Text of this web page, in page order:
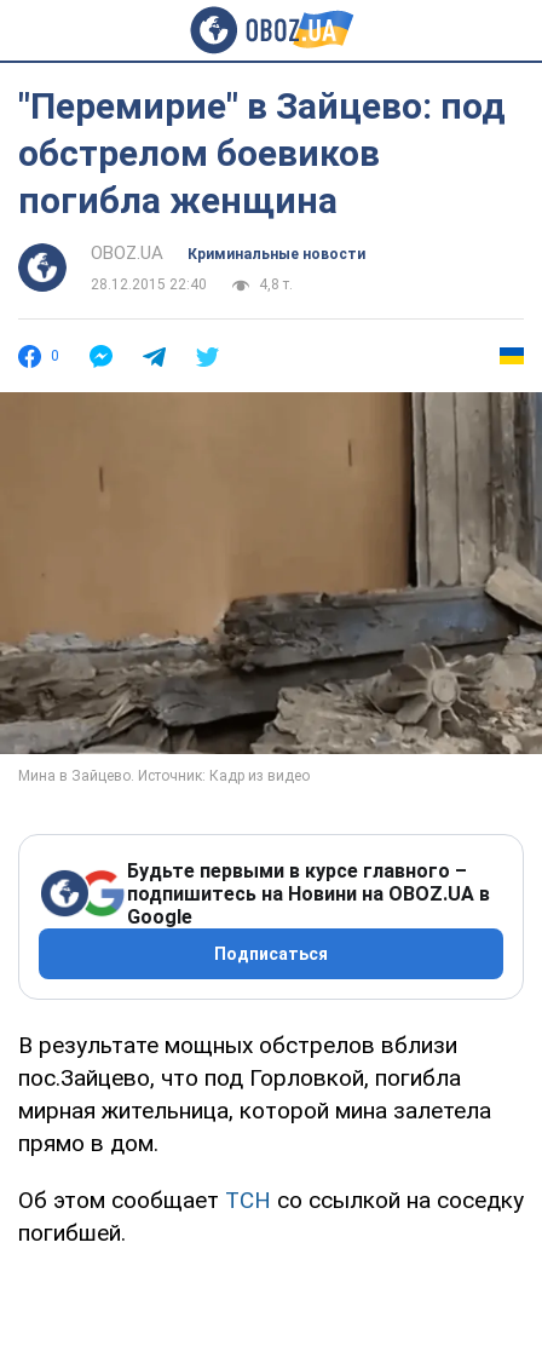
"Перемирие" в Зайцево: под
обстрелом боевиков
погибла женщина
OBOZ.UA
Криминальные новости
28.12.2015 22:40
4,8 т.
0
Будьте первыми в курсе главного –
подпишитесь на Новини на OBOZ.UA в
Google
Подписаться
В результате мощных обстрелов вблизи
пос.Зайцево, что под Горловкой, погибла
мирная жительница, которой мина залетела
прямо в дом.
Об этом сообщает ТСН со ссылкой на соседку
погибшей.